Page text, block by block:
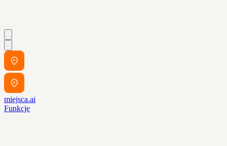
miejsca.ai
Funkcje